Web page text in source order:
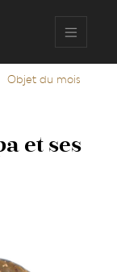
Objet du mois
et ses